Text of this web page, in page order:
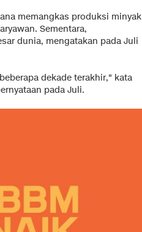
memangkas produksi minyak
Sementara,
dunia, mengatakan pada Juli
dekade terakhir," kata
pada Juli.